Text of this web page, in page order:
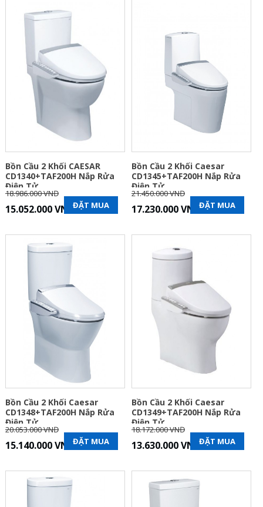
Bồn Cầu 2 Khối CAESAR
CD1340+TAF200H Nắp Rửa
Điện Tử
18.986.000 VNĐ
15.052.000 VNĐĐẶT MUA
Bồn Cầu 2 Khối Caesar
CD1345+TAF200H Nắp Rửa
Điện Tử
21.450.000 VNĐ
17.230.000 VNĐĐẶT MUA
Bồn Cầu 2 Khối Caesar
CD1348+TAF200H Nắp Rửa
Điện Tử
20.053.000 VNĐ
15.140.000 VNĐĐẶT MUA
Bồn Cầu 2 Khối Caesar
CD1349+TAF200H Nắp Rửa
Điện Tử
18.172.000 VNĐ
13.630.000 VNĐĐẶT MUA